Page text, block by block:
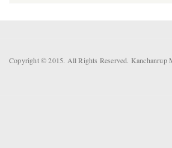
Copyright © 2015. All Rights Reserved.